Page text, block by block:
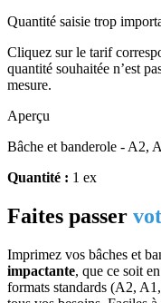
Quantité saisie trop
Cliquez sur le tarif
quantité souhaitée n’est
mesure.
Aperçu
Bâche et banderole - A2,
Quantité : 1 ex
Faites passer
Imprimez vos bâches et
impactante, que ce soit
formats standards (A2,